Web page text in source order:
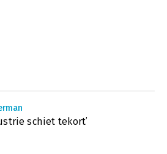
schiet tekort’